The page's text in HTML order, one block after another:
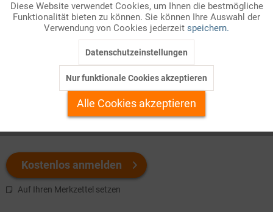
Arbeitstätigkeiten verbunden sind, besteht oft der Verdacht auf
eine Berufskrankheit. Welche Krankheitsbilder werden der
Unfallversicherung am häufigsten gemeldet?
Welchen Download brauchen Sie?
Kostenlos anmelden
Auf Ihren Merkzettel setzen
Marketing Inaktiv
Personalisierung Inaktiv
Service
Diese Website verwendet Cookies, um Ihnen die bestmögliche
Funktionalität bieten zu können. Sie können Ihre Auswahl der
Verwendung von Cookies jederzeit speichern.
Datenschutzeinstellungen
Nur funktionale Cookies akzeptieren
Alle Cookies akzeptieren